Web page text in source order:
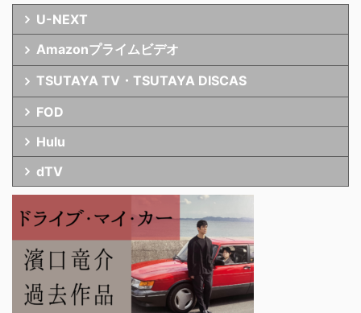
U-NEXT
Amazonプライムビデオ
TSUTAYA TV・TSUTAYA DISCAS
FOD
Hulu
dTV